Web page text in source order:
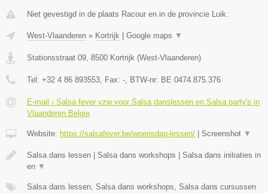
Niet gevestigd in de plaats Racour en in de provincie Luik.
West-Vlaanderen » Kortrijk Google maps ▼
Stationsstraat 09, 8500 Kortrijk (West-Vlaanderen)
Tel: +32 4 86 893553, Fax: -, BTW-nr: BE 0474.875.376
E-mail › Salsa fever vzw voor Salsa danslessen en Salsa party's in
Vlaanderen Belgie
Website: https://salsafever.be/woensdag-lessen/ Screenshot ▼
Salsa dans lessen | Salsa dans workshops | Salsa dans initiaties in
en ▼
Salsa dans lessen, Salsa dans workshops, Salsa dans cursussen